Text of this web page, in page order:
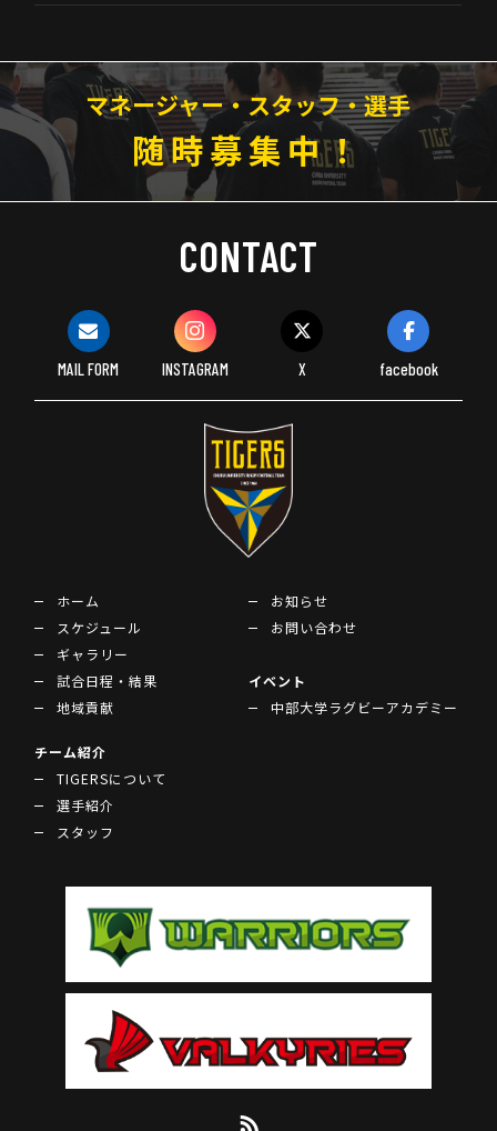
マネージャー・スタッフ・選手
随時募集中！
CONTACT
MAIL FORM INSTAGRAM X facebook
ホーム
スケジュール
ギャラリー
試合日程・結果
地域貢献
お知らせ
お問い合わせ
イベント
中部大学ラグビーアカデミー
チーム紹介
TIGERSについて
選手紹介
スタッフ